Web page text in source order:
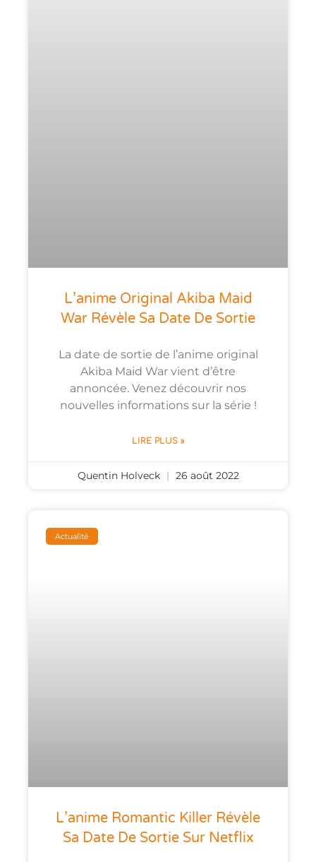
L’anime Original Akiba Maid
War Révèle Sa Date De Sortie
La date de sortie de l’anime original
Akiba Maid War vient d’être
annoncée. Venez découvrir nos
nouvelles informations sur la série !
LIRE PLUS »
Quentin Holveck 26 août 2022
Actualité
L’anime Romantic Killer Révèle
Sa Date De Sortie Sur Netflix